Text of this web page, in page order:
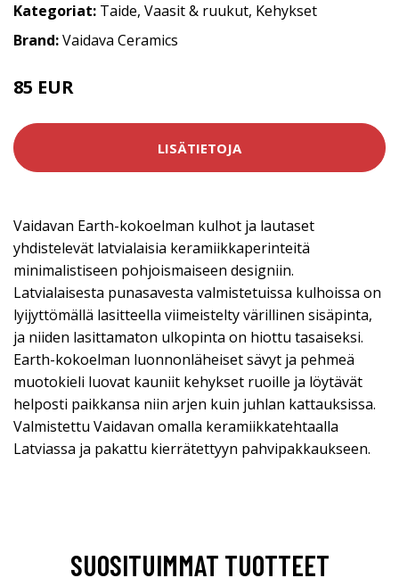
Kategoriat: Taide, Vaasit & ruukut, Kehykset
Brand:Vaidava Ceramics
85 EUR
LISÄTIETOJA
Vaidavan Earth-kokoelman kulhot ja lautaset
yhdistelevät latvialaisia keramiikkaperinteitä
minimalistiseen pohjoismaiseen designiin.
Latvialaisesta punasavesta valmistetuissa kulhoissa on
lyijyttömällä lasitteella viimeistelty värillinen sisäpinta,
ja niiden lasittamaton ulkopinta on hiottu tasaiseksi.
Earth-kokoelman luonnonläheiset sävyt ja pehmeä
muotokieli luovat kauniit kehykset ruoille ja löytävät
helposti paikkansa niin arjen kuin juhlan kattauksissa.
Valmistettu Vaidavan omalla keramiikkatehtaalla
Latviassa ja pakattu kierrätettyyn pahvipakkaukseen.
SUOSITUIMMAT TUOTTEET